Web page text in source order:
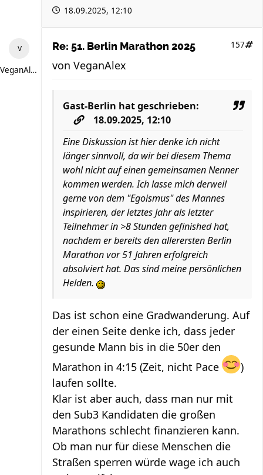
18.09.2025, 12:10
VeganAlex
Re: 51. Berlin Marathon 2025 157
von VeganAlex
Gast-Berlin hat geschrieben:
18.09.2025, 12:10
Eine Diskussion ist hier denke ich nicht
länger sinnvoll, da wir bei diesem Thema
wohl nicht auf einen gemeinsamen Nenner
kommen werden. Ich lasse mich derweil
gerne von dem "Egoismus" des Mannes
inspirieren, der letztes Jahr als letzter
Teilnehmer in >8 Stunden gefinished hat,
nachdem er bereits den allerersten Berlin
Marathon vor 51 Jahren erfolgreich
absolviert hat. Das sind meine persönlichen
Helden.
Das ist schon eine Gradwanderung. Auf
der einen Seite denke ich, dass jeder
gesunde Mann bis in die 50er den
Marathon in 4:15 (Zeit, nicht Pace
)
laufen sollte.
Klar ist aber auch, dass man nur mit
den Sub3 Kandidaten die großen
Marathons schlecht finanzieren kann.
Ob man nur für diese Menschen die
Straßen sperren würde wage ich auch